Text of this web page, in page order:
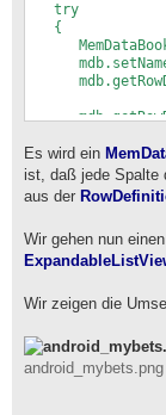
try
{
MemDataBook
new
new
new Object[]
Es wird ein
ist, daß jede Spalte
aus der
Wir gehen nun
Wir zeigen die